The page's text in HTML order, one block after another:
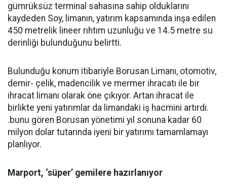
gümrüksüz terminal sahasına sahip olduklarını
kaydeden Soy, limanın, yatırım kapsamında inşa edilen
450 metrelik lineer rıhtım uzunluğu ve 14.5 metre su
derinliği bulunduğunu belirtti.
Bulunduğu konum itibariyle Borusan Limanı, otomotiv,
demir- çelik, madencilik ve mermer ihracatı ile bir
ihracat limanı olarak öne çıkıyor. Artan ihracat ile
birlikte yeni yatırımlar da limandaki iş hacmini artırdı.
.bunu gören Borusan yönetimi yıl sonuna kadar 60
milyon dolar tutarında iyeni bir yatırımı tamamlamayı
planlıyor.
Marport, ‘süper’ gemilere hazırlanıyor